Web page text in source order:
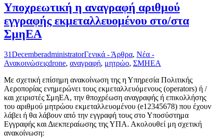
Υποχρεωτική η αναγραφή αριθμού
εγγραφής εκμεταλλευομένου στο/στα
ΣμηΕΑ
31DecemberadministratorΓενικά - Άρθρα, Νέα -
Ανακοινώσειςdrone, αναγραφή, μητρώο, ΣΜΗΕΑ
Με σχετική επίσημη ανακοίνωση της η Υπηρεσία Πολιτικής
Αεροπορίας ενημερώνει τους εκμεταλλευόμενους (operators) ή /
και χειριστές ΣμηΕΑ, την θποχρέωση αναγραφής ή επικολλήσης
του αριθμού μητρώου εκμεταλλευομένου (e12345678) που έχουν
λάβει ή θα λάβουν από την εγγραφή τους στο Υποσύστημα
Εγγραφής και Διεκπεραίωσης της ΥΠΑ. Ακολουθεί μη σχετική
ανακοίνωση: